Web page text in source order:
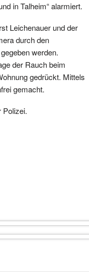
in Talheim“ alarmiert.
Leichenauer und der
durch den
werden.
der Rauch beim
gedrückt. Mittels
gemacht.
Polizei.